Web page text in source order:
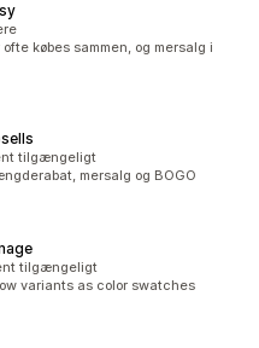
købes sammen, og mersalg i
tilgængeligt
mersalg og BOGO
tilgængeligt
variants as color swatches